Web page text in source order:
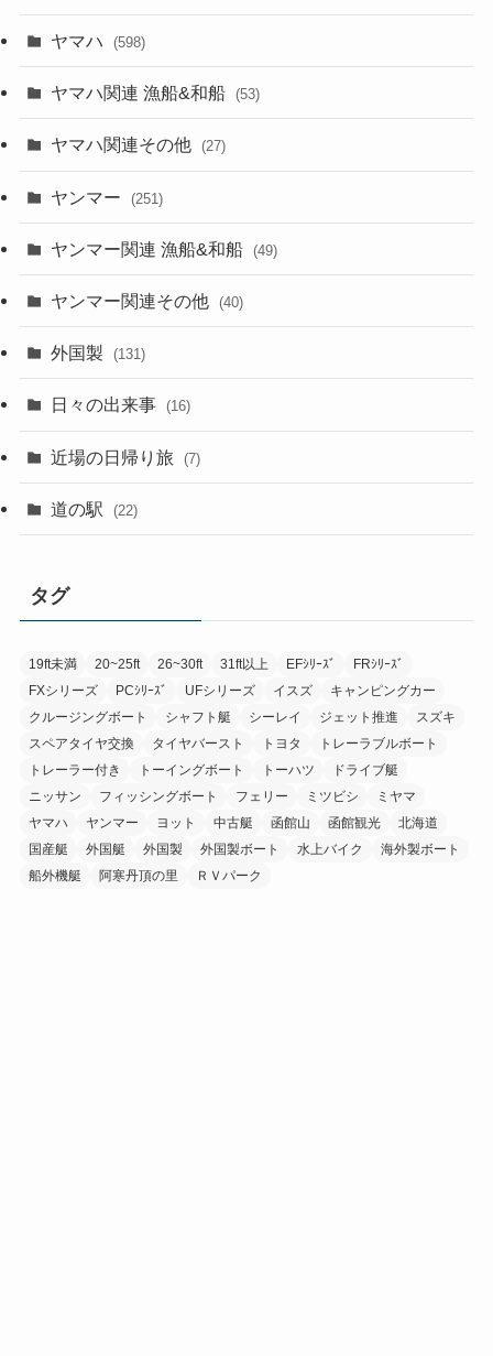
ヤマハ (598)
ヤマハ関連 漁船&和船 (53)
ヤマハ関連その他 (27)
ヤンマー (251)
ヤンマー関連 漁船&和船 (49)
ヤンマー関連その他 (40)
外国製 (131)
日々の出来事 (16)
近場の日帰り旅 (7)
道の駅 (22)
タグ
19ft未満 20~25ft 26~30ft 31ft以上 EFｼﾘｰｽﾞ
FRｼﾘｰｽﾞ
FXシリーズ
PCｼﾘｰｽﾞ UFシリーズ イスズ
キャンピングカー
クルージングボート
シャフト艇 シーレイ ジェット推進
スズキ
スペアタイヤ交換
タイヤバースト トヨタ
トレーラブルボート
トレーラー付き
トーイングボート トーハツ
ドライブ艇
ニッサン
フィッシングボート フェリー ミツビシ
ミヤマ
ヤマハ
ヤンマー ヨット 中古艇 函館山 函館観光
北海道
国産艇
外国艇 外国製 外国製ボート 水上バイク
海外製ボート
船外機艇
阿寒丹頂の里 ＲＶパーク